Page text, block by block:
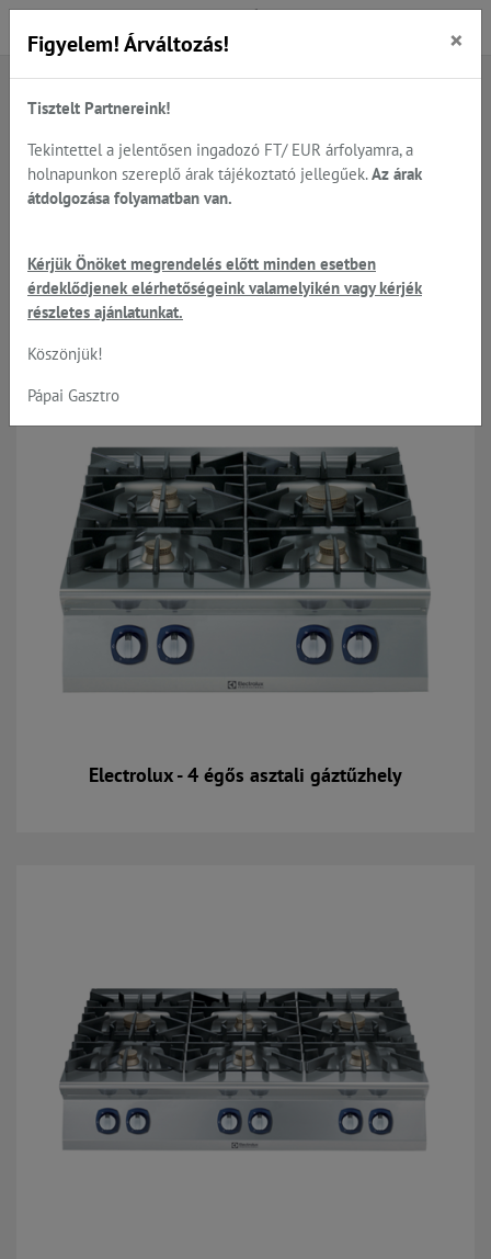
Főoldal Termékek
Nagykonyhai főzősorok 600; 700; 900 szériából
Electrolux Professional - XP900-as készülékek
Electrolux Professional - XP900-
as készülékek
Electrolux - 4 égős asztali gáztűzhely
Figyelem! Árváltozás! ×
Tisztelt Partnereink!
Tekintettel a jelentősen ingadozó FT/ EUR árfolyamra, a
holnapunkon szereplő árak tájékoztató jellegűek. Az árak
átdolgozása folyamatban van.
Kérjük Önöket megrendelés előtt minden esetben
érdeklődjenek elérhetőségeink valamelyikén vagy kérjék
részletes ajánlatunkat.
Köszönjük!
Pápai Gasztro